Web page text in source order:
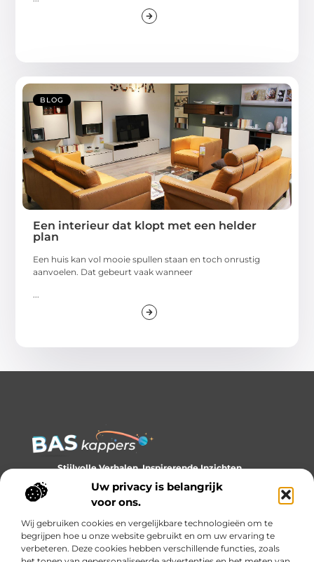
Uw privacy is belangrijk
voor ons.
Wij gebruiken cookies en vergelijkbare technologieën om te
begrijpen hoe u onze website gebruikt en om uw ervaring te
verbeteren. Deze cookies hebben verschillende functies, zoals
BLOG
Een interieur dat klopt met een helder
plan
Een huis kan vol mooie spullen staan en toch onrustig
aanvoelen. Dat gebeurt vaak wanneer
...
Stijlvolle Verhalen, Inspirerende Inzichten.
Ontdek trends, tips en verhalen die je kijk op stijl verrijken.
Bericht categorie